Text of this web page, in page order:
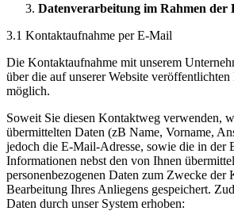
Datenverarbeitung im Rahmen der
3.1 Kontaktaufnahme per E-Mail
Die Kontaktaufnahme mit unserem
über die auf unserer Website
möglich.
Soweit Sie diesen Kontaktweg verwenden,
übermittelten Daten (zB Name, Vorname,
jedoch die E-Mail-Adresse, sowie die in der
Informationen nebst den von Ihnen
personenbezogenen Daten zum Zwecke der
Bearbeitung Ihres Anliegens gespeichert.
Daten durch unser System erhoben: